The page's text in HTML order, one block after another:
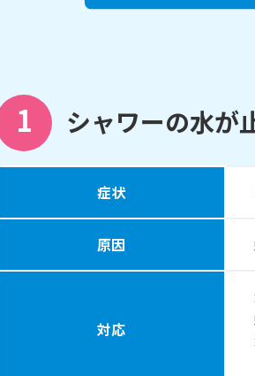
1 シャワーの水が
症状
原因
対応